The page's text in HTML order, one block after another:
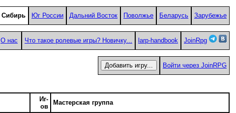
Сибирь Юг России Дальний Восток Поволжье Беларусь Зарубежье
О нас Что такое ролевые игры? Новичку... larp-handbook JoinRpg
Войти через JoinRPG
Иг-
ов
Мастерская группа